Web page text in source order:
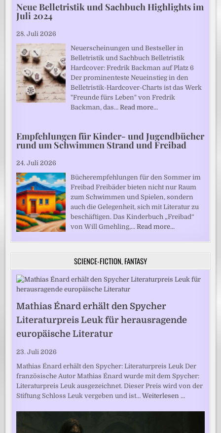
Neue Belletristik und Sachbuch Highlights im
Juli 2024
28. Juli 2026
Neuerscheinungen und Bestseller in
Belletristik und Sachbuch Belletristik
Hardcover: Fredrik Backman auf Platz 6
Der prominenteste Neueinstieg in den
Belletristik-Hardcover-Charts ist das Werk
"Freunde fürs Leben" von Fredrik
Backman, das…Read more…
Empfehlungen für Kinder- und Jugendbücher
rund um Schwimmen Strand und Freibad
24. Juli 2026
Bücherempfehlungen für den Sommer im
Freibad Freibäder bieten nicht nur Raum
zum Schwimmen und Spielen, sondern
auch die Gelegenheit, sich mit Literatur zu
beschäftigen. Das Kinderbuch „Freibad“
von Will Gmehling,…Read more…
SCIENCE-FICTION, FANTASY
Mathias Énard erhält den Spycher
Literaturpreis Leuk für herausragende
europäische Literatur
23. Juli 2026
Mathias Énard erhält den Spycher: Literaturpreis Leuk Der
französische Autor Mathias Énard wurde mit dem Spycher:
Literaturpreis Leuk ausgezeichnet. Dieser Preis wird von der
Stiftung Schloss Leuk vergeben und ist…Weiterlesen …